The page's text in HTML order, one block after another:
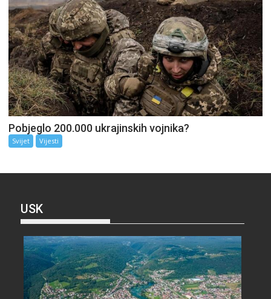
Pobjeglo 200.000 ukrajinskih vojnika?
Svijet Vijesti
USK